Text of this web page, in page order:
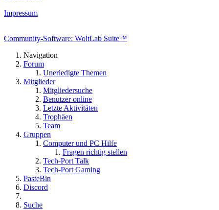
Impressum
Community-Software: WoltLab Suite™
Navigation
Forum
Unerledigte Themen
Mitglieder
Mitgliedersuche
Benutzer online
Letzte Aktivitäten
Trophäen
Team
Gruppen
Computer und PC Hilfe
Fragen richtig stellen
Tech-Port Talk
Tech-Port Gaming
PasteBin
Discord
Suche